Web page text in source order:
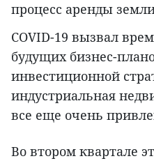
процесс аренды
COVID-19 вызвал
будущих бизнес-
инвестиционной
индустриальная
все еще очень
Во втором квартале